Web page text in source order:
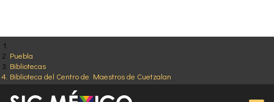
Puebla
Bibliotecas
Biblioteca del Centro de Maestros de Cuetzalan